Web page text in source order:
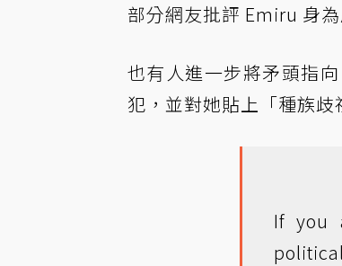
部分網友批評 Emiru 身
也有人進一步將矛頭指
犯，並對她貼上「種族歧
If you